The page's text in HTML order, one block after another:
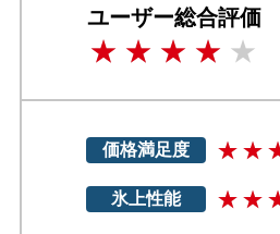
ユーザー総合評価
価格満足度
氷上性能